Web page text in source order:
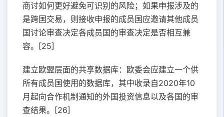
商讨如何更好避免可识别的风险；如果申报涉及的
是跨国交易，则接收申报的成员国应邀请其他成员
国讨论审查决定各成员国的审查决定是否相互兼
容。[25]
建立欧盟层面的共享数据库：欧委会应建立一个供
所有成员国使用的数据库，其中收录自2020年10
月起向合作机制通知的外国投资信息以及各国的审
查结果。[26]